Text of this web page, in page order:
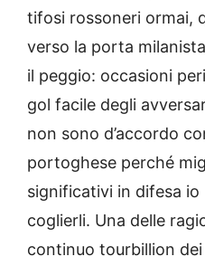
tifosi rossoneri ormai,
verso la porta
il peggio: occasioni
gol facile degli
non sono d’accordo
portoghese perché
significativi in difesa
coglierli. Una delle
continuo tourbillion